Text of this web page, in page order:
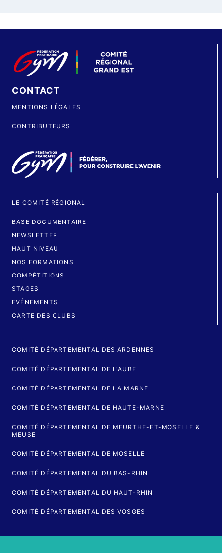
CONTACT
MENTIONS LÉGALES
CONTRIBUTEURS
LE COMITÉ RÉGIONAL
BASE DOCUMENTAIRE
NEWSLETTER
HAUT NIVEAU
NOS FORMATIONS
COMPÉTITIONS
STAGES
EVÉNEMENTS
CARTE DES CLUBS
COMITÉ DÉPARTEMENTAL DES ARDENNES
COMITÉ DÉPARTEMENTAL DE L'AUBE
COMITÉ DÉPARTEMENTAL DE LA MARNE
COMITÉ DÉPARTEMENTAL DE HAUTE-MARNE
COMITÉ DÉPARTEMENTAL DE MEURTHE-ET-MOSELLE &
MEUSE
COMITÉ DÉPARTEMENTAL DE MOSELLE
COMITÉ DÉPARTEMENTAL DU BAS-RHIN
COMITÉ DÉPARTEMENTAL DU HAUT-RHIN
COMITÉ DÉPARTEMENTAL DES VOSGES